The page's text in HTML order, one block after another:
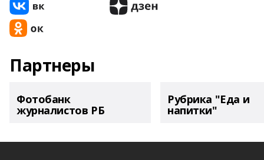
Партнеры
Фотобанк
журналистов РБ
Рубрика "Еда и
напитки"